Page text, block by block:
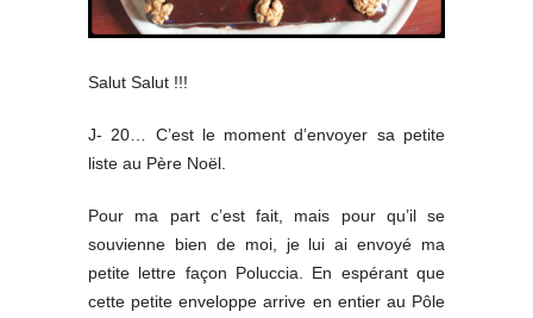
Salut Salut !!!
J- 20… C’est le moment d’envoyer sa petite
liste au Père Noël.
Pour ma part c’est fait, mais pour qu’il se
souvienne bien de moi, je lui ai envoyé ma
petite lettre façon Poluccia. En espérant que
cette petite enveloppe arrive en entier au Pôle